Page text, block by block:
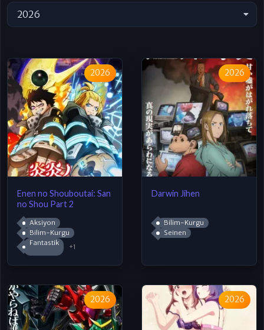
2026
2026
Enen no Shouboutai: San
no Shou Part 2
Aksiyon
Bilim-Kurgu
Fantastik
+1
2026
Darwin Jihen
Bilim-Kurgu
Seinen
2026 2026